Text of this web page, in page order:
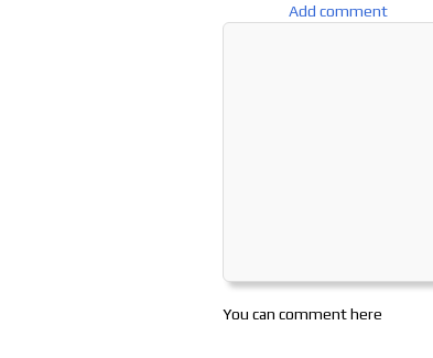
Add comment
You can comment here